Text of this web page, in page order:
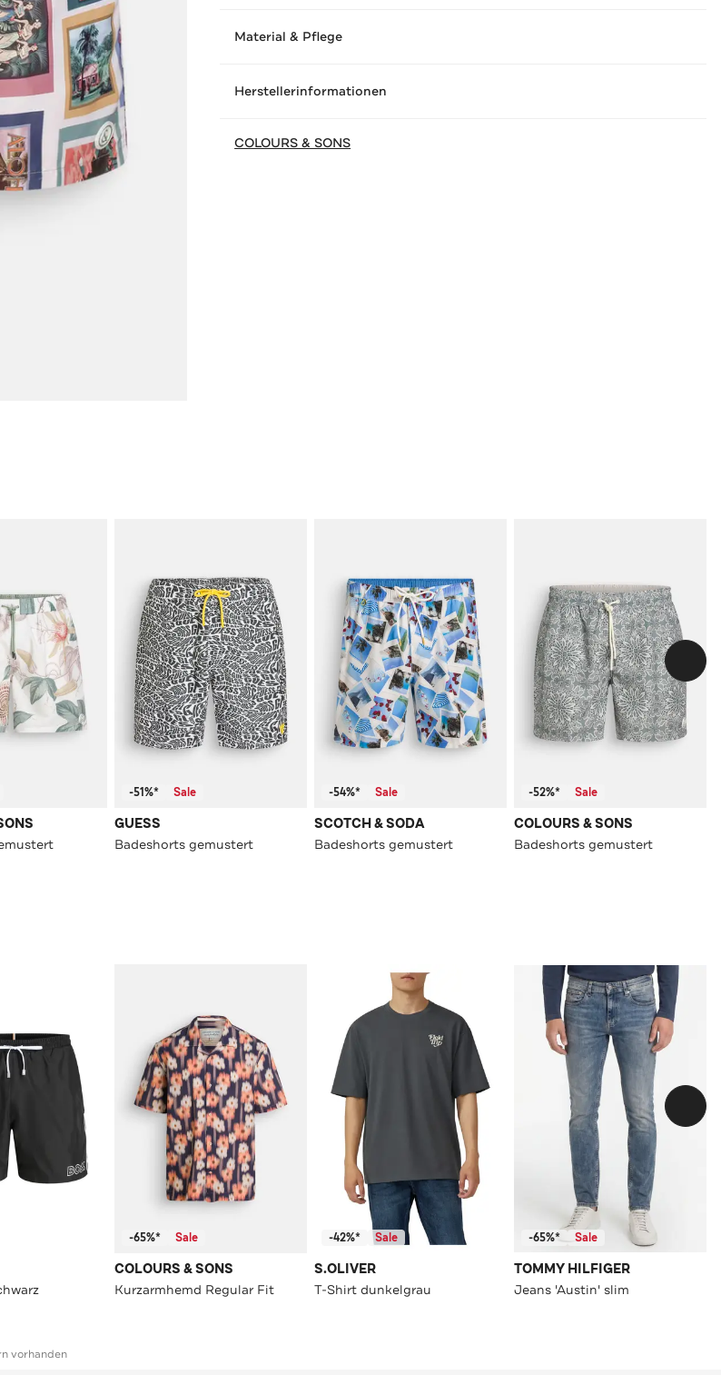
Material & Pflege
Herstellerinformationen
COLOURS & SONS
-51%* Sale
GUESS
Badeshorts gemustert
-54%* Sale
SCOTCH & SODA
Badeshorts gemustert
-52%* Sale
COLOURS & SONS
Badeshorts gemustert
-65%* Sale
COLOURS & SONS
Kurzarmhemd Regular Fit
-42%* Sale
S.OLIVER
T-Shirt dunkelgrau
-65%* Sale
TOMMY HILFIGER
Jeans 'Austin' slim
vorhanden